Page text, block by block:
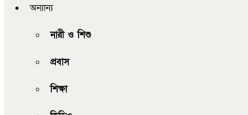
অন্যান্য
নারী ও শিশু
প্রবাস
শিক্ষা